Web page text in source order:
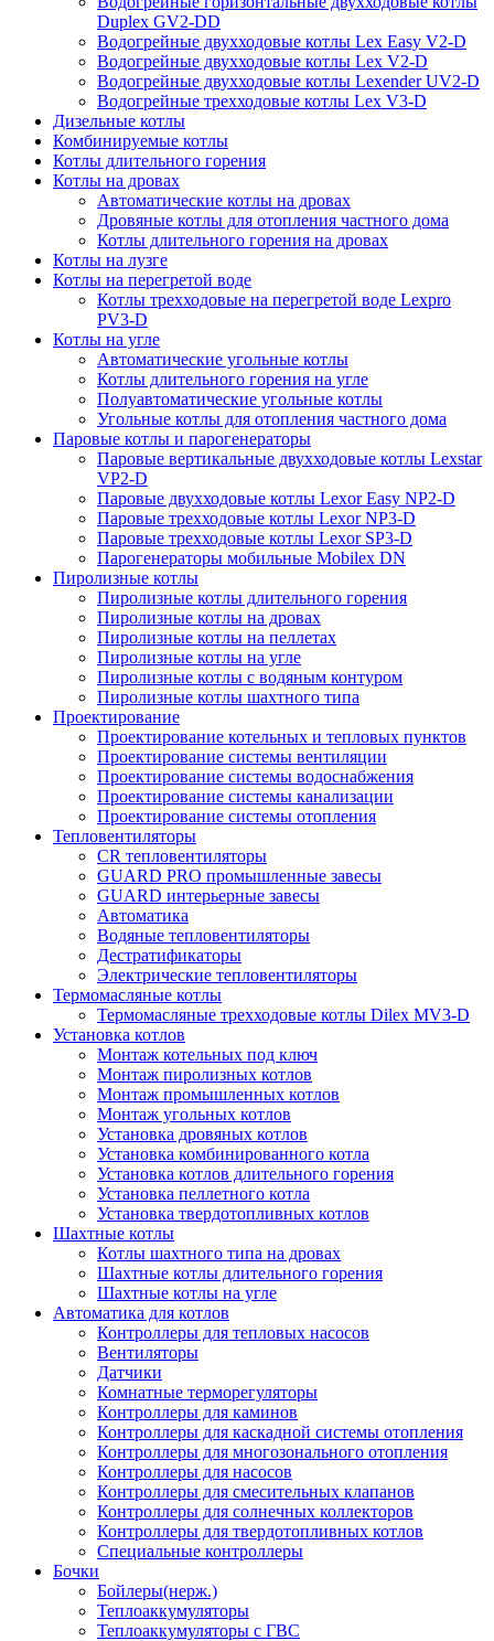
Duplex GV2-DD
Водогрейные двухходовые котлы Lex Easy V2-D
Водогрейные двухходовые котлы Lex V2-D
Водогрейные двухходовые котлы Lexender UV2-D
Водогрейные трехходовые котлы Lex V3-D
Дизельные котлы
Комбинируемые котлы
Котлы длительного горения
Котлы на дровах
Автоматические котлы на дровах
Дровяные котлы для отопления частного дома
Котлы длительного горения на дровах
Котлы на лузге
Котлы на перегретой воде
Котлы трехходовые на перегретой воде Lexpro
PV3-D
Котлы на угле
Автоматические угольные котлы
Котлы длительного горения на угле
Полуавтоматические угольные котлы
Угольные котлы для отопления частного дома
Паровые котлы и парогенераторы
Паровые вертикальные двухходовые котлы Lexstar
VP2-D
Паровые двухходовые котлы Lexor Easy NP2-D
Паровые трехходовые котлы Lexor NP3-D
Паровые трехходовые котлы Lexor SP3-D
Парогенераторы мобильные Mobilex DN
Пиролизные котлы
Пиролизные котлы длительного горения
Пиролизные котлы на дровах
Пиролизные котлы на пеллетах
Пиролизные котлы на угле
Пиролизные котлы с водяным контуром
Пиролизные котлы шахтного типа
Проектирование
Проектирование котельных и тепловых пунктов
Проектирование системы вентиляции
Проектирование системы водоснабжения
Проектирование системы канализации
Проектирование системы отопления
Тепловентиляторы
CR тепловентиляторы
GUARD PRO промышленные завесы
GUARD интерьерные завесы
Автоматика
Водяные тепловентиляторы
Дестратификаторы
Электрические тепловентиляторы
Термомасляные котлы
Термомасляные трехходовые котлы Dilex MV3-D
Установка котлов
Монтаж котельных под ключ
Монтаж пиролизных котлов
Монтаж промышленных котлов
Монтаж угольных котлов
Установка дровяных котлов
Установка комбинированного котла
Установка котлов длительного горения
Установка пеллетного котла
Установка твердотопливных котлов
Шахтные котлы
Котлы шахтного типа на дровах
Шахтные котлы длительного горения
Шахтные котлы на угле
Автоматика для котлов
Контроллеры для тепловых насосов
Вентиляторы
Датчики
Комнатные терморегуляторы
Контроллеры для каминов
Контроллеры для каскадной системы отопления
Контроллеры для многозонального отопления
Контроллеры для насосов
Контроллеры для смесительных клапанов
Контроллеры для солнечных коллекторов
Контроллеры для твердотопливных котлов
Специальные контроллеры
Бочки
Бойлеры(нерж.)
Теплоаккумуляторы
Теплоаккумуляторы с ГВС